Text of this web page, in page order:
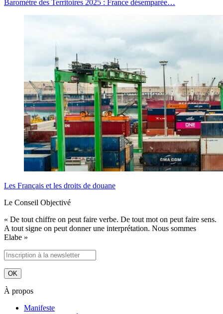
Baromètre des Territoires 2025 : France désemparée…
Les Français et les droits de douane
Le Conseil Objectivé
« De tout chiffre on peut faire verbe. De tout mot on peut faire sens.
A tout signe on peut donner une interprétation. Nous sommes
Elabe »
À propos
Manifeste